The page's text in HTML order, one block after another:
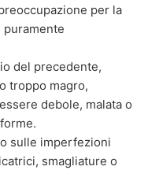
per la
puramente
del precedente,
troppo magro,
debole, malata o
sulle imperfezioni
smagliature o